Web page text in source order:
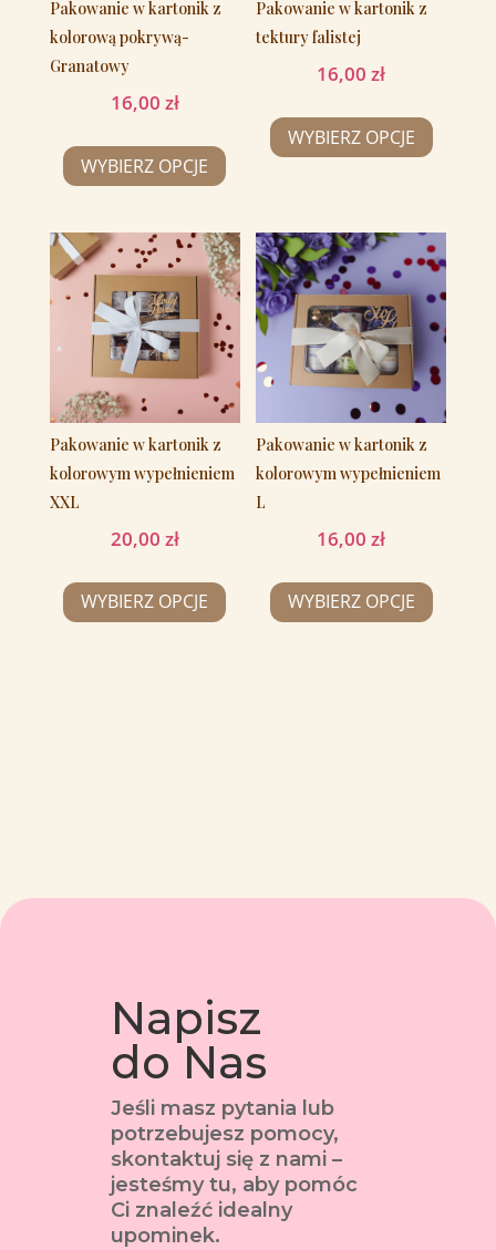
Pakowanie w kartonik z
kolorową pokrywą-
Granatowy
16,00 zł
WYBIERZ OPCJE
Pakowanie w kartonik z
tektury falistej
16,00zł
WYBIERZ OPCJE
Pakowanie w kartonik z
kolorowym wypełnieniem
XXL
20,00 zł
WYBIERZ OPCJE
Pakowanie w kartonik z
kolorowym wypełnieniem
L
16,00zł
WYBIERZ OPCJE
Napisz
do Nas
Jeśli masz pytania lub
potrzebujesz pomocy,
skontaktuj się z nami –
jesteśmy tu, aby pomóc
Ci znaleźć idealny
upominek.